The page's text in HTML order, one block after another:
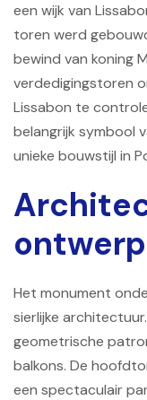
een wijk van
toren werd
bewind van koning
verdedigingstoren
Lissabon te
belangrijk symbool
unieke bouwstijl in
ontwerp
Het monument
sierlijke
geometrische
balkons. De
een spectaculair